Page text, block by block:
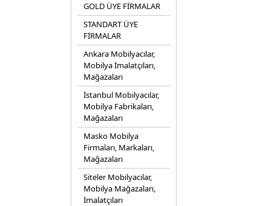
GOLD ÜYE FİRMALAR
STANDART ÜYE
FİRMALAR
Ankara Mobilyacılar,
Mobilya İmalatçıları,
Mağazaları
İstanbul Mobilyacılar,
Mobilya Fabrikaları,
Mağazaları
Masko Mobilya
Firmaları, Markaları,
Mağazaları
Siteler Mobilyacılar,
Mobilya Mağazaları,
İmalatçıları